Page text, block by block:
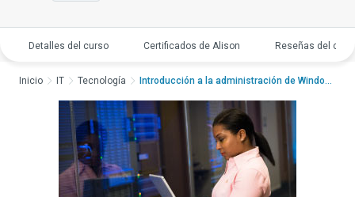
Detalles del curso Certificados de Alison Reseñas del
Inicio IT Tecnología Introducción a la administración de Windows ServerI...